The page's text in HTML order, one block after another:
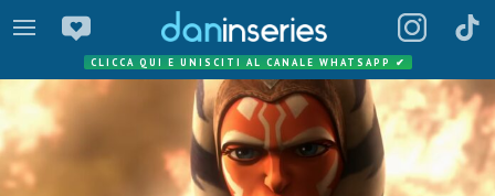
CLICCA QUI E UNISCITI AL CANALE WHATSAPP ✔